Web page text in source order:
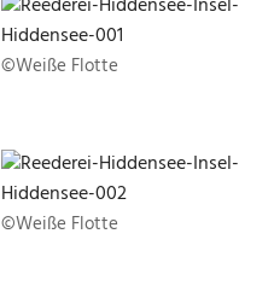
©Weiße Flotte
©Weiße Flotte